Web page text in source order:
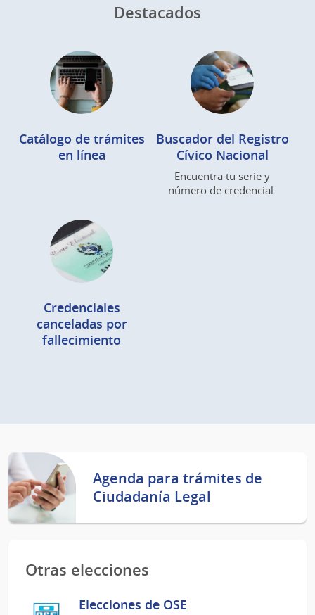
Destacados
Catálogo de trámites
en línea
Buscador del Registro
Cívico Nacional
Encuentra tu serie y
número de credencial.
Credenciales
canceladas por
fallecimiento
Agenda para trámites de
Ciudadanía Legal
Otras elecciones
Elecciones de OSE